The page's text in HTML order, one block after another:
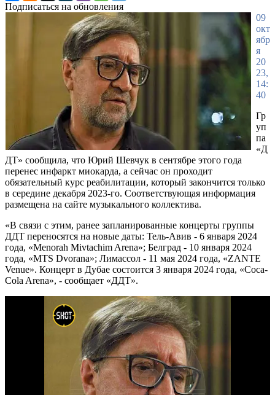
Подписаться на обновления
09
окт
ябр
я
20
23,
14:
40
Гр
уп
па
«Д
ДТ» сообщила, что Юрий Шевчук в сентябре этого года
перенес инфаркт миокарда, а сейчас он проходит
обязательный курс реабилитации, который закончится только
в середине декабря 2023-го. Соответствующая информация
размещена на сайте музыкального коллектива.
«В связи с этим, ранее запланированные концерты группы
ДДТ переносятся на новые даты: Тель-Авив - 6 января 2024
года, «Menorah Mivtachim Arena»; Белград - 10 января 2024
года, «MTS Dvorana»; Лимассол - 11 мая 2024 года, «ZANTE
Venue». Концерт в Дубае состоится 3 января 2024 года, «Coca-
Cola Arena», - сообщает «ДДТ».